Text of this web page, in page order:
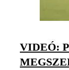
VIDEÓ: